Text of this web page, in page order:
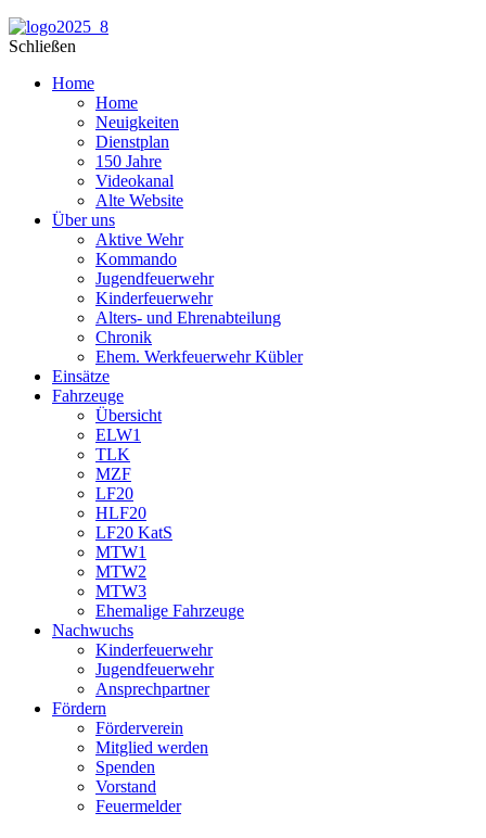
Schließen
Home
Home
Neuigkeiten
Dienstplan
150 Jahre
Videokanal
Alte Website
Über uns
Aktive Wehr
Kommando
Jugendfeuerwehr
Kinderfeuerwehr
Alters- und Ehrenabteilung
Chronik
Ehem. Werkfeuerwehr Kübler
Einsätze
Fahrzeuge
Übersicht
ELW1
TLK
MZF
LF20
HLF20
LF20 KatS
MTW1
MTW2
MTW3
Ehemalige Fahrzeuge
Nachwuchs
Kinderfeuerwehr
Jugendfeuerwehr
Ansprechpartner
Fördern
Förderverein
Mitglied werden
Spenden
Vorstand
Feuermelder